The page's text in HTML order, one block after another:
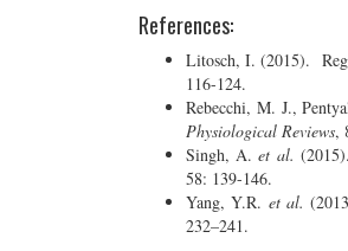
References:
Litosch, I. (2015).
116-124.
Rebecchi, M. J.,
Physiological Reviews,
Singh, A.et al.
58: 139-146.
Yang, Y.R. et al.
232–241.